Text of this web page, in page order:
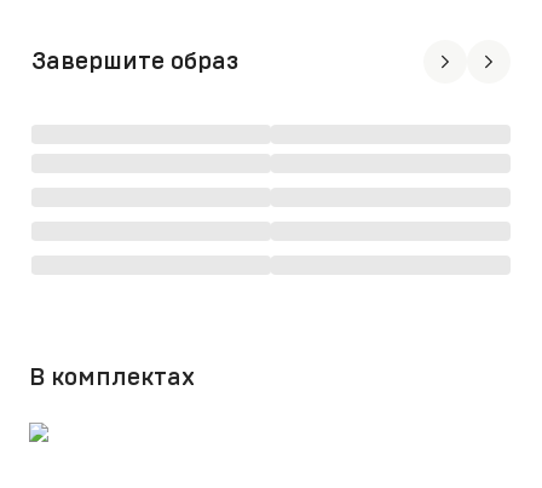
Завершите образ
В комплектах